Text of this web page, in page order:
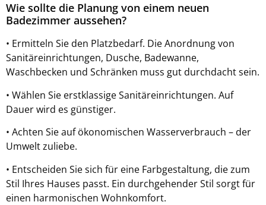
Wie sollte die Planung von einem neuen
Badezimmer aussehen?
• Ermitteln Sie den Platzbedarf. Die Anordnung von
Sanitäreinrichtungen, Dusche, Badewanne,
Waschbecken und Schränken muss gut durchdacht sein.
• Wählen Sie erstklassige Sanitäreinrichtungen. Auf
Dauer wird es günstiger.
• Achten Sie auf ökonomischen Wasserverbrauch – der
Umwelt zuliebe.
• Entscheiden Sie sich für eine Farbgestaltung, die zum
Stil Ihres Hauses passt. Ein durchgehender Stil sorgt für
einen harmonischen Wohnkomfort.